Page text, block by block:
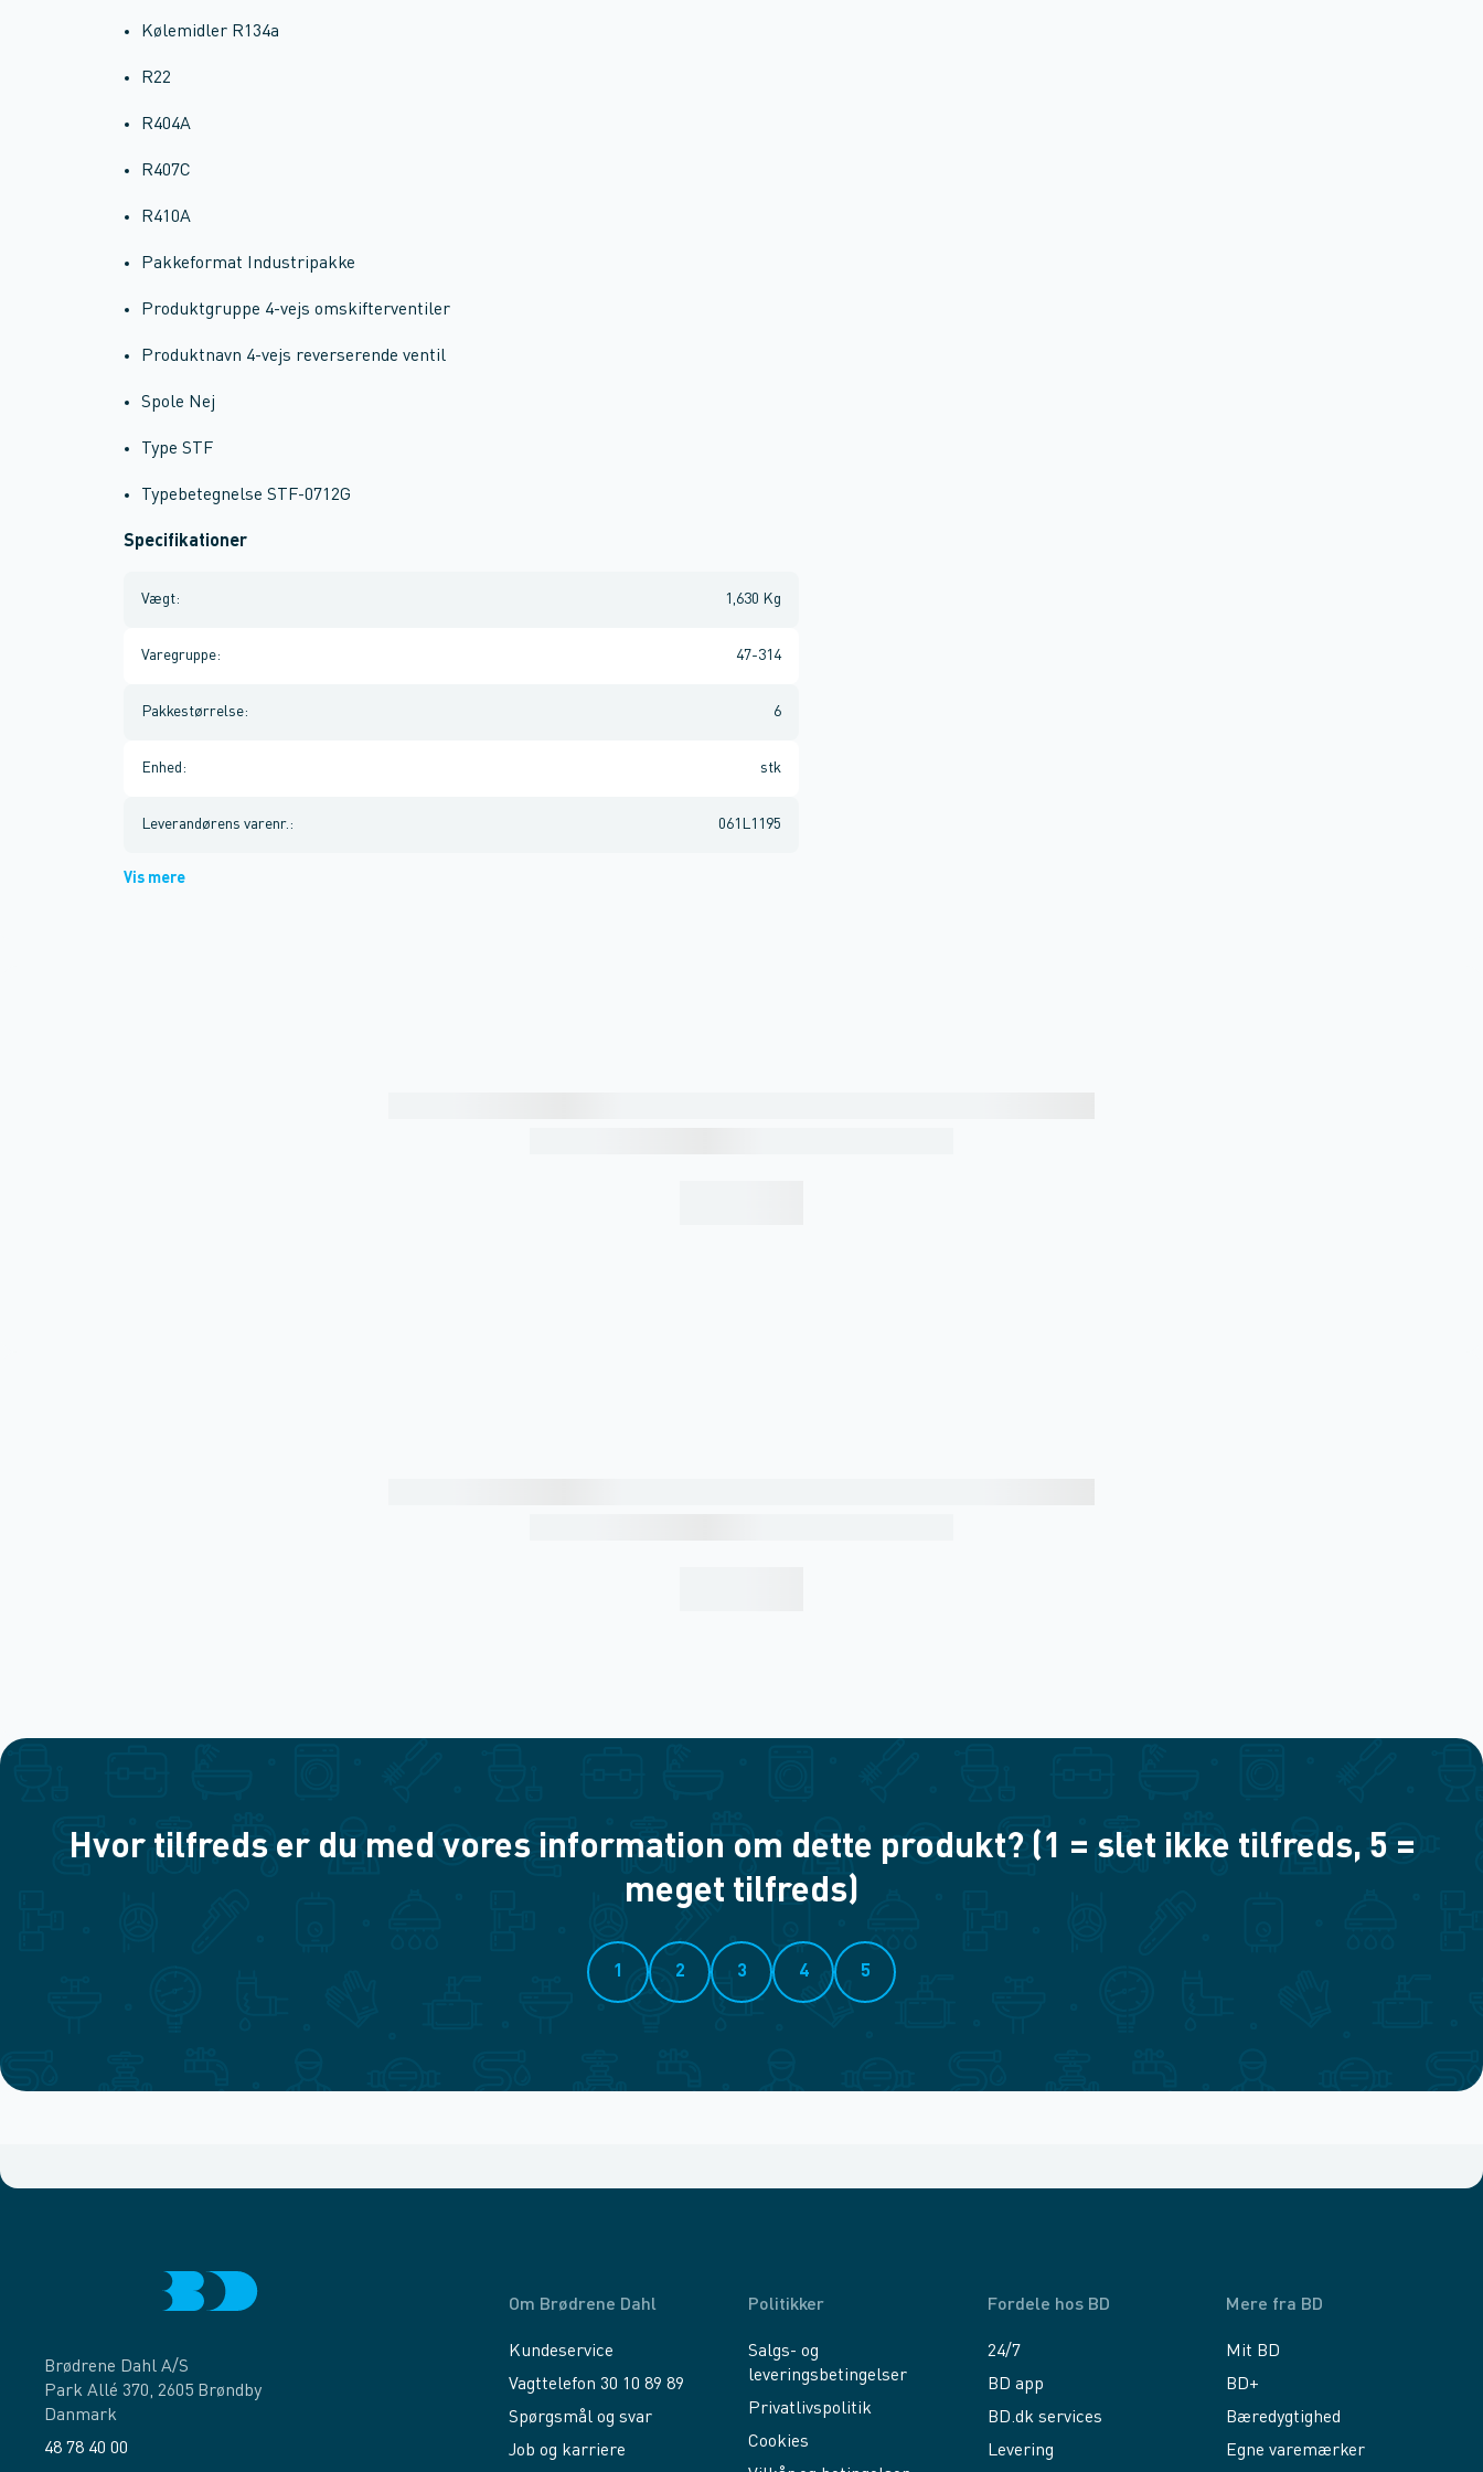
Kølemidler R134a
R22
R404A
R407C
R410A
Pakkeformat Industripakke
Produktgruppe 4-vejs omskifterventiler
Produktnavn 4-vejs reverserende ventil
Spole Nej
Type STF
Typebetegnelse STF-0712G
Specifikationer
Vægt: 1,630 Kg
Varegruppe: 47-314
Pakkestørrelse: 6
Enhed : stk
Leverandørens varenr. : 061L1195
Vis mere
Hvor tilfreds er du med vores information om dette produkt? (1 = slet ikke tilfreds, 5 =
meget tilfreds)
1 2 3 4 5
Brødrene Dahl A/S
Park Allé 370, 2605 Brøndby
Danmark
48 78 40 00
Om Brødrene Dahl
Kundeservice
Vagttelefon 30 10 89 89
Spørgsmål og svar
Job og karriere
Politikker
Salgs- og
leveringsbetingelser
Privatlivspolitik
Cookies
Fordele hos BD
24/7
BD app
BD.dk services
Levering
Mere fra BD
Mit BD
BD+
Bæredygtighed
Egne varemærker